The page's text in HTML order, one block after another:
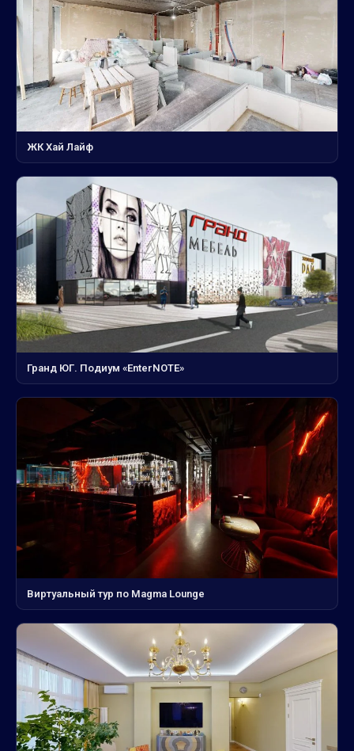
ЖК Хай Лайф
Гранд ЮГ. Подиум «EnterNOTE»
Виртуальный тур по Magma Lounge